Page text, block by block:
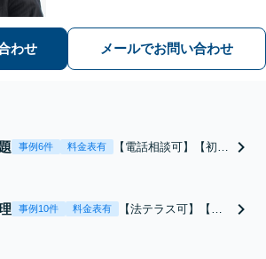
【地域密着型の事務所】【休日・夜間
面談可能】
わせ メールでお問い合わせ
事例6件 料金表有
【電話相談可】【初回
幅広くご相談くださ
い。費用を抑えたい方
事例10件 料金表有
【法テラス可】【電